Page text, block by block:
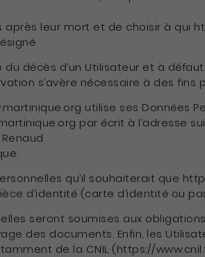
leur mort et de choisir à qui
décès d’un Utilisateur et à
s’avère nécessaire à des
utilise ses Données
par écrit à l’adresse
Renaud
qu’il souhaiterait que
d’identité (carte d’identité ou
seront soumises aux
des documents. Enfin, les
de la CNIL (https://